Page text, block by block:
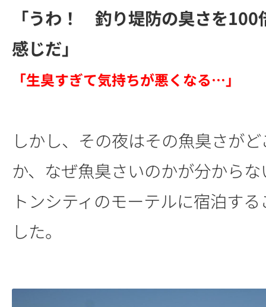
「うわ！ 釣り堤防の臭さを100
感じだ」
「生臭すぎて気持ちが悪くなる…」
しかし、その夜はその魚臭さが
か、なぜ魚臭さいのかが分から
トンシティのモーテルに宿泊す
した。